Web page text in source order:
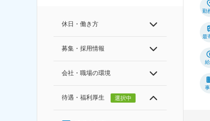
休日・働き方
募集・採用情報
会社・職場の環境
待遇・福利厚生 選択中
勤
最